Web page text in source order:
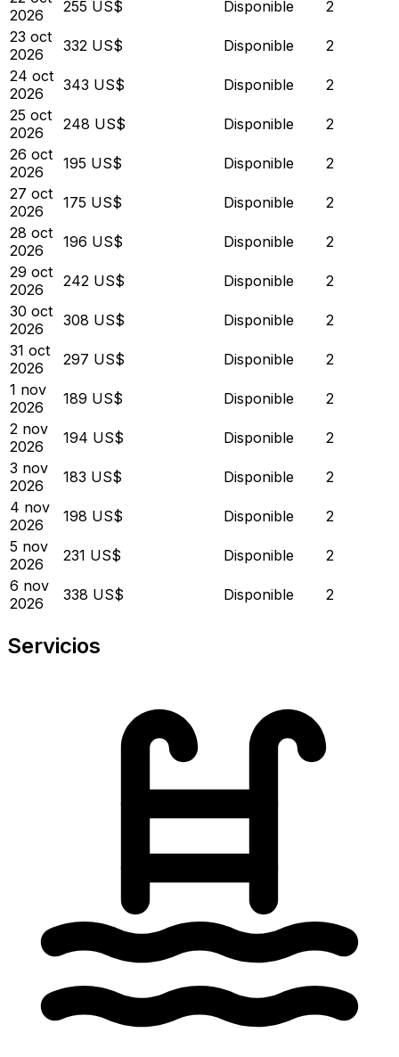
2026
255 US$ Disponible
2
23 oct
2026
332 US$ Disponible
2
24 oct
2026
343 US$ Disponible
2
25 oct
2026
248 US$ Disponible
2
26 oct
2026
195 US$ Disponible
2
27 oct
2026
175 US$ Disponible
2
28 oct
2026
196 US$ Disponible
2
29 oct
2026
242 US$ Disponible
2
30 oct
2026
308 US$ Disponible
2
31 oct
2026
297 US$ Disponible
2
1 nov
2026
189 US$ Disponible
2
2 nov
2026
194 US$ Disponible
2
3 nov
2026
183 US$ Disponible
2
4 nov
2026
198 US$ Disponible
2
5 nov
2026
231 US$ Disponible
2
6 nov
2026
338 US$ Disponible 2
Servicios